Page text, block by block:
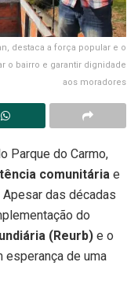
destaca a força popular e o
o bairro e garantir dignidade
aos moradores
Parque do Carmo,
comunitária e
das décadas
do
(Reurb) e o
esperança de uma